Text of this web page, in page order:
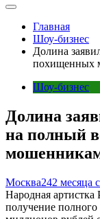
Главная
Шоу-бизнес
Долина
похищенных
Шоу-бизнес
Долина
на полный
Москва242 месяца
Народная артистка
получение